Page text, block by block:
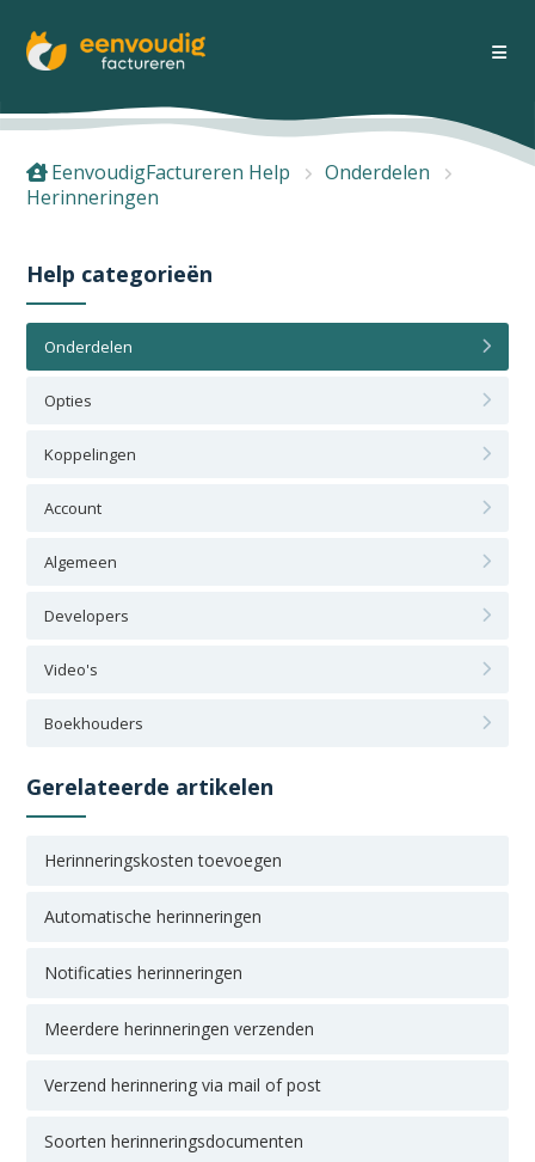
EenvoudigFactureren Help
Onderdelen
Herinneringen
Help categorieën
Onderdelen
Opties
Koppelingen
Account
Algemeen
Developers
Video's
Boekhouders
Gerelateerde artikelen
Herinneringskosten toevoegen
Automatische herinneringen
Notificaties herinneringen
Meerdere herinneringen verzenden
Verzend herinnering via mail of post
Soorten herinneringsdocumenten